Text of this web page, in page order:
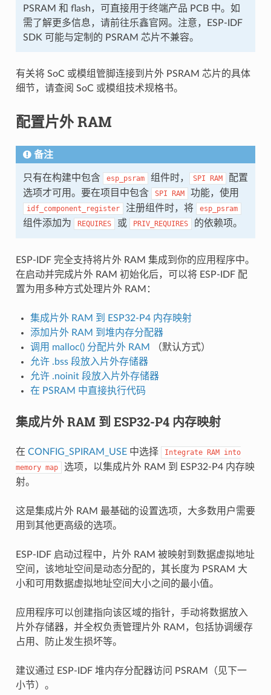
PSRAM 和 flash，可直接用于终端产品 PCB 中。如
需了解更多信息，请前往乐鑫官网。注意，ESP-IDF
SDK 可能与定制的 PSRAM 芯片不兼容。
有关将 SoC 或模组管脚连接到片外 PSRAM 芯片的具体
细节，请查阅 SoC 或模组技术规格书。
配置片外 RAM
备注
只有在构建中包含 esp_psram 组件时， SPI RAM
配置
选项才可用。要在项目中包含
SPI RAM 功能，使用
idf_component_register 注册组件时，将 esp_psram
组件添加为 REQUIRES 或 PRIV_REQUIRES 的依赖项。
ESP-IDF 完全支持将片外 RAM 集成到你的应用程序中。
在启动并完成片外 RAM 初始化后，可以将 ESP-IDF 配
置为用多种方式处理片外 RAM：
集成片外 RAM 到 ESP32-P4 内存映射
添加片外 RAM 到堆内存分配器
调用 malloc() 分配片外 RAM
（默认方式）
允许 .bss 段放入片外存储器
允许 .noinit 段放入片外存储器
在 PSRAM 中直接执行代码
集成片外 RAM 到 ESP32-P4 内存映射
在 CONFIG_SPIRAM_USE中选择 Integrate RAM into
memory map
选项，以集成片外 RAM 到 ESP32-P4 内存映
射。
这是集成片外 RAM 最基础的设置选项，大多数用户需要
用到其他更高级的选项。
ESP-IDF 启动过程中，片外 RAM 被映射到数据虚拟地址
空间，该地址空间是动态分配的，其长度为 PSRAM 大
小和可用数据虚拟地址空间大小之间的最小值。
应用程序可以创建指向该区域的指针，手动将数据放入
片外存储器，并全权负责管理片外 RAM，包括协调缓存
占用、防止发生损坏等。
建议通过 ESP-IDF 堆内存分配器访问 PSRAM（见下一
小节）。